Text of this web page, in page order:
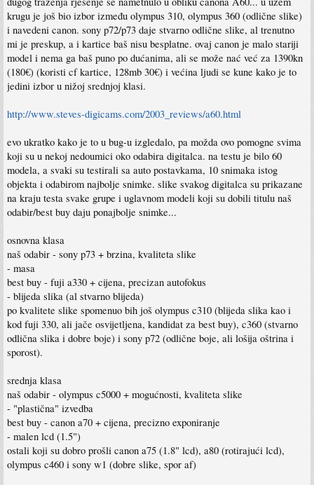
krugu je još bio izbor između olympus 310, olympus 360 (odlične slike)
i navedeni canon. sony p72/p73 daje stvarno odlične slike, al trenutno
mi je preskup, a i kartice baš nisu besplatne. ovaj canon je malo stariji
model i nema ga baš puno po dućanima, ali se može nać već za 1390kn
(180€) (koristi cf kartice, 128mb 30€) i većina ljudi se kune kako je to
jedini izbor u nižoj srednjoj klasi.
http://www.steves-digicams.com/2003_reviews/a60.html
evo ukratko kako je to u bug-u izgledalo, pa možda ovo pomogne svima
koji su u nekoj nedoumici oko odabira digitalca. na testu je bilo 60
modela, a svaki su testirali sa auto postavkama, 10 snimaka istog
objekta i odabirom najbolje snimke. slike svakog digitalca su prikazane
na kraju testa svake grupe i uglavnom modeli koji su dobili titulu naš
odabir/best buy daju ponajbolje snimke...
osnovna klasa
naš odabir - sony p73 + brzina, kvaliteta slike
- masa
best buy - fuji a330 + cijena, precizan autofokus
- blijeda slika (al stvarno blijeda)
po kvalitete slike spomenuo bih još olympus c310 (blijeda slika kao i
kod fuji 330, ali jače osvijetljena, kandidat za best buy), c360 (stvarno
odlična slika i dobre boje) i sony p72 (odlične boje, ali lošija oštrina i
sporost).
srednja klasa
naš odabir - olympus c5000 + mogućnosti, kvaliteta slike
- "plastična" izvedba
best buy - canon a70 + cijena, precizno exponiranje
- malen lcd (1.5")
ostali koji su dobro prošli canon a75 (1.8" lcd), a80 (rotirajući lcd),
olympus c460 i sony w1 (dobre slike, spor af)